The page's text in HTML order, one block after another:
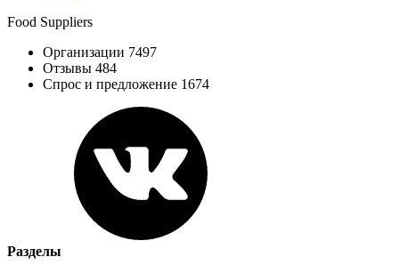
Food Suppliers
Организации 7497
Отзывы 484
Спрос и предложение 1674
Разделы